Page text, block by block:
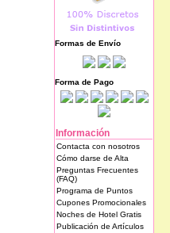
Formas de Envío
Forma de Pago
Información
Contacta con nosotros
Cómo darse de Alta
Preguntas Frecuentes
(FAQ)
Programa de Puntos
Cupones Promocionales
Noches de Hotel Gratis
Publicación de Artículos